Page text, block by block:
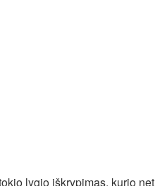
lygio iškrypimas, kurio net